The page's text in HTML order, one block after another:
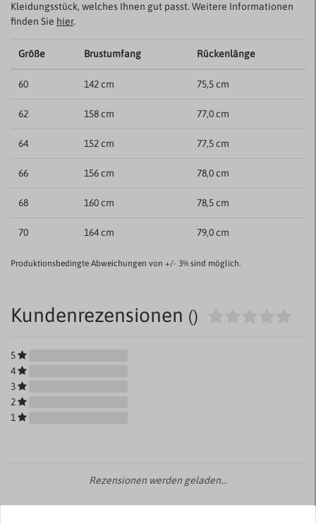
Kleidungsstück, welches Ihnen gut passt. Weitere Informationen
finden Sie hier.
Größe Brustumfang Rückenlänge
60 142 cm 75,5 cm
62 158 cm 77,0 cm
64 152 cm 77,5 cm
66 156 cm 78,0 cm
68 160 cm 78,5 cm
70 164 cm 79,0 cm
Produktionsbedingte Abweichungen von +/- 3% sind möglich.
Kundenrezensionen ()
5
4
3
2
1
Rezensionen werden geladen...